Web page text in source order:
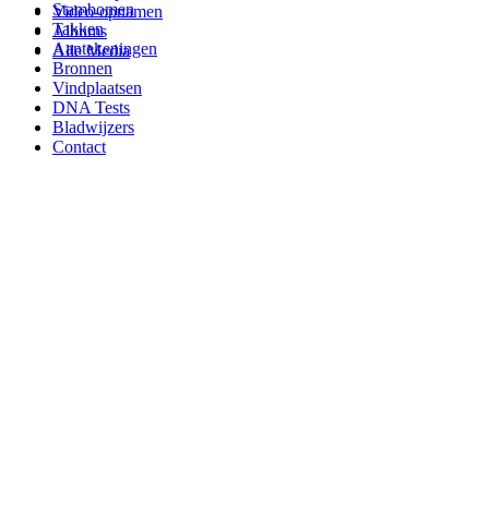
Video-opnamen
Albums
Alle Media
Stambomen
Takken
Aantekeningen
Bronnen
Vindplaatsen
DNA Tests
Bladwijzers
Contact